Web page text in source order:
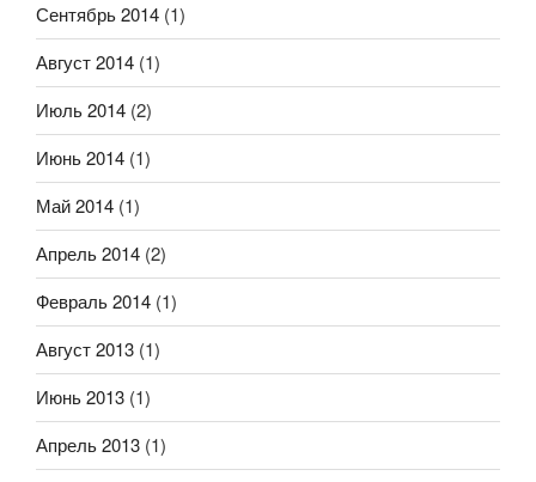
Сентябрь 2014 (1)
Август 2014 (1)
Июль 2014 (2)
Июнь 2014 (1)
Май 2014 (1)
Апрель 2014 (2)
Февраль 2014 (1)
Август 2013 (1)
Июнь 2013 (1)
Апрель 2013 (1)